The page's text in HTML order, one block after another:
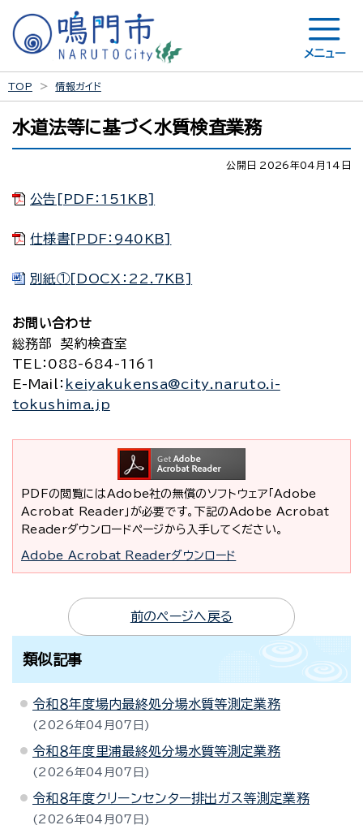
メニュー
TOP 情報ガイド
水道法等に基づく水質検査業務
公開日 2026年04月14日
公告[PDF：151KB]
仕様書[PDF：940KB]
別紙①[DOCX：22.7KB]
お問い合わせ
総務部 契約検査室
TEL
：088-684-1161
E-Mail
： keiyakukensa@city.naruto.i-
tokushima.jp
PDFの閲覧にはAdobe社の無償のソフトウェア「Adobe
Acrobat Reader」が必要です。下記のAdobe Acrobat
Readerダウンロードページから入手してください。
Adobe Acrobat Readerダウンロード
前のページへ戻る
類似記事
令和８年度場内最終処分場水質等測定業務
2026年04月07日
令和８年度里浦最終処分場水質等測定業務
2026年04月07日
令和８年度クリーンセンター排出ガス等測定業務
2026年04月07日